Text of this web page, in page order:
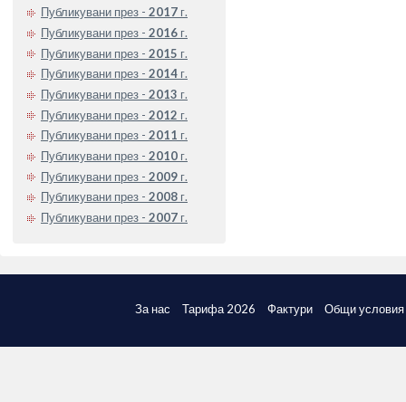
Публикувани през - 2017 г.
Публикувани през - 2016 г.
Публикувани през - 2015 г.
Публикувани през - 2014 г.
Публикувани през - 2013 г.
Публикувани през - 2012 г.
Публикувани през - 2011 г.
Публикувани през - 2010 г.
Публикувани през - 2009 г.
Публикувани през - 2008 г.
Публикувани през - 2007 г.
За нас Тарифа 2026 Фактури Общи условия